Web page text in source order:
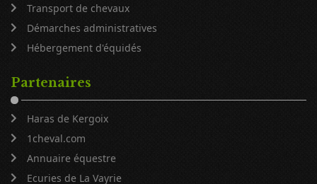
Transport de chevaux
Démarches administratives
Hébergement d'équidés
Partenaires
Haras de Kergoix
1cheval.com
Annuaire équestre
Ecuries de La Vayrie